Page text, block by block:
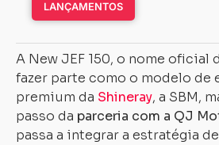
LANÇAMENTOS
A New JEF 150, o nome oficial
fazer parte como o modelo de
premium da Shineray, a SBM,
passo da parceria com a QJ
passa a integrar a estratégia